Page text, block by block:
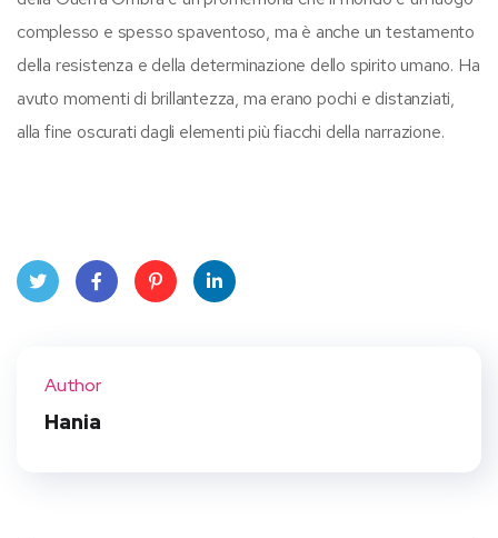
complesso e spesso spaventoso, ma è anche un testamento
della resistenza e della determinazione dello spirito umano. Ha
avuto momenti di brillantezza, ma erano pochi e distanziati,
alla fine oscurati dagli elementi più fiacchi della narrazione.
Author
Hania